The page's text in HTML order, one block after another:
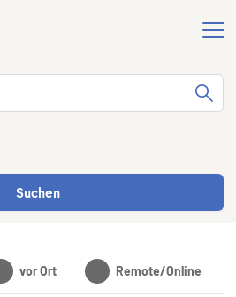
Suchen
vor Ort Remote/Online